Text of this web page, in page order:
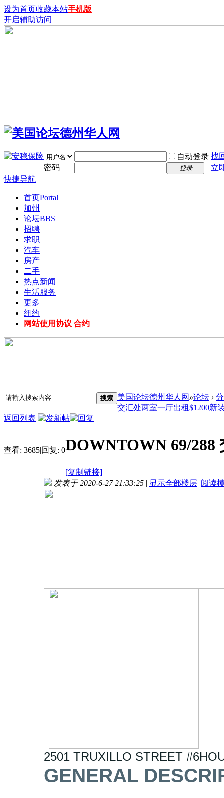
设为首页收藏本站手机版
开启辅助访问
自动登录 找
密码
登录
立
快捷导航
首页Portal
加州
论坛BBS
招聘
求职
汽车
房产
二手
热点新闻
生活服务
更多
纽约
网站使用协议 合约
搜索 美国论坛德州华人网 »论坛 ›
交汇处两室一厅出租$1200新
返回列表
查看: 3685|回复: 0DOWNTOWN 69/288
[复制链接]
发表于 2020-6-27 21:33:25 | 显示全部楼层 |阅读
2501 TRUXILLO STREET #6
GENERAL